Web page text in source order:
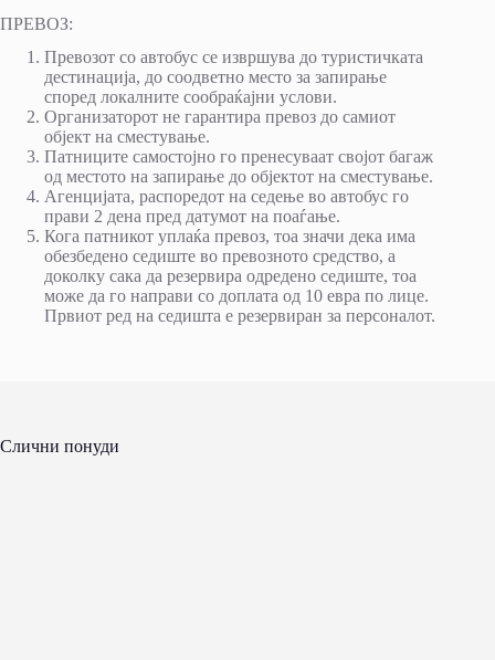
ПРЕВОЗ:
Превозот со автобус се извршува до туристичката
дестинација, до соодветно место за запирање
според локалните сообраќајни услови.
Организаторот не гарантира превоз до самиот
објект на сместување.
Патниците самостојно го пренесуваат својот багаж
од местото на запирање до објектот на сместување.
Агенцијата, распоредот на седење во автобус го
прави 2 дена пред датумот на поаѓање.
Кога патникот уплаќа превоз, тоа значи дека има
обезбедено седиште во превозното средство, а
доколку сака да резервира одредено седиште, тоа
може да го направи со доплата од 10 евра по лице.
Првиот ред на седишта е резервиран за персоналот.
Слични понуди